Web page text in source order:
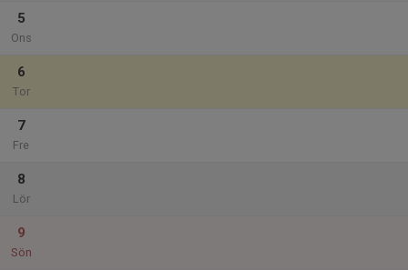
5
Ons
6
Tor
7
Fre
8
Lör
9
Sön